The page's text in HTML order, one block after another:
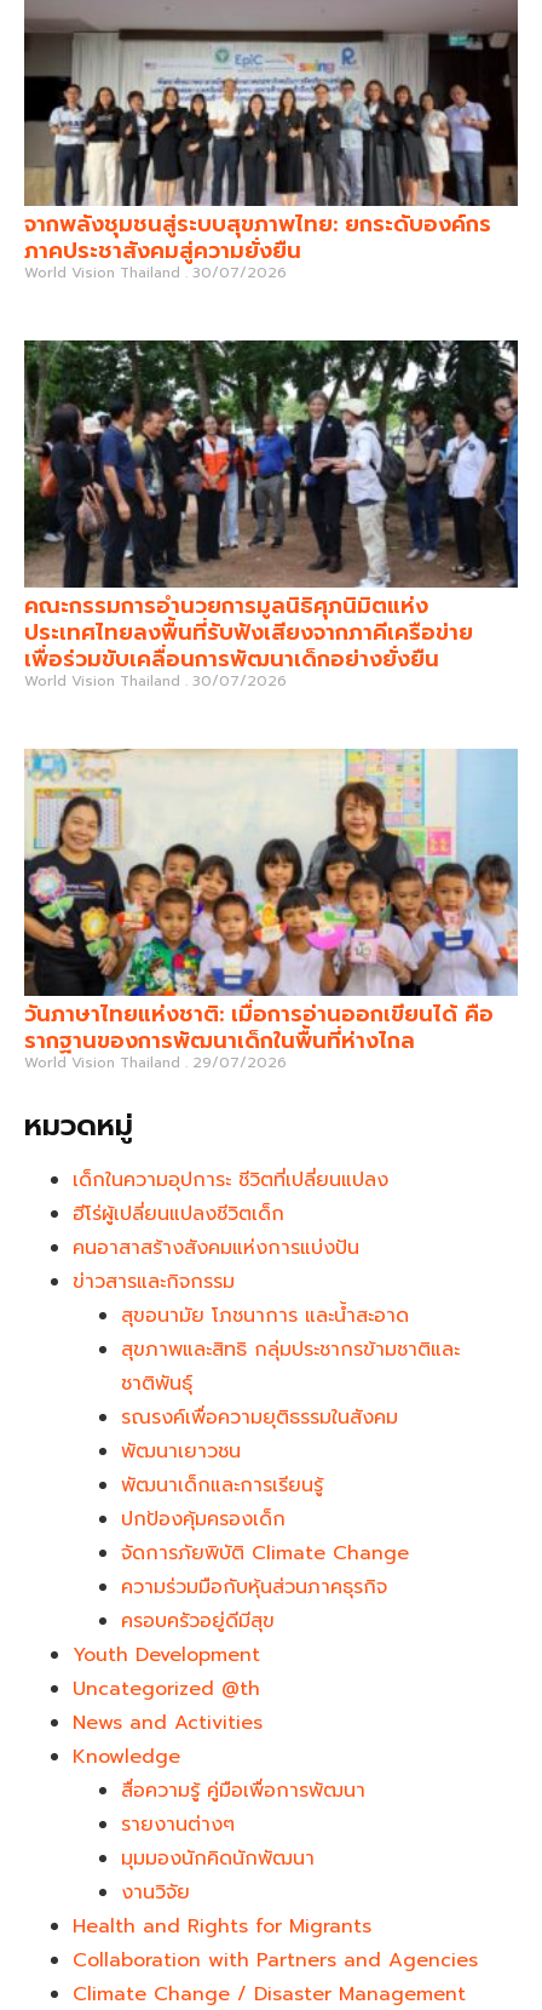
จากพลังชุมชนสู่ระบบสุขภาพไทย: ยกระดับองค์กร
ภาคประชาสังคมสู่ความยั่งยืน
World Vision Thailand 30/07/2026
คณะกรรมการอำนวยการมูลนิธิศุภนิมิตแห่ง
ประเทศไทยลงพื้นที่รับฟังเสียงจากภาคีเครือข่าย
เพื่อร่วมขับเคลื่อนการพัฒนาเด็กอย่างยั่งยืน
World Vision Thailand 30/07/2026
วันภาษาไทยแห่งชาติ: เมื่อการอ่านออกเขียนได้ คือ
รากฐานของการพัฒนาเด็กในพื้นที่ห่างไกล
World Vision Thailand 29/07/2026
หมวดหมู่
เด็กในความอุปการะ ชีวิตที่เปลี่ยนแปลง
ฮีโร่ผู้เปลี่ยนแปลงชีวิตเด็ก
คนอาสาสร้างสังคมแห่งการแบ่งปัน
ข่าวสารและกิจกรรม
สุขอนามัย โภชนาการ และน้ำสะอาด
สุขภาพและสิทธิ กลุ่มประชากรข้ามชาติและ
ชาติพันธุ์
รณรงค์เพื่อความยุติธรรมในสังคม
พัฒนาเยาวชน
พัฒนาเด็กและการเรียนรู้
ปกป้องคุ้มครองเด็ก
จัดการภัยพิบัติ Climate Change
ความร่วมมือกับหุ้นส่วนภาคธุรกิจ
ครอบครัวอยู่ดีมีสุข
Youth Development​
Uncategorized @th
News and Activities
Knowledge
สื่อความรู้ คู่มือเพื่อการพัฒนา
รายงานต่างๆ
มุมมองนักคิดนักพัฒนา
งานวิจัย
Health and Rights for Migrants
Collaboration with Partners and Agencies
Climate Change / Disaster Management